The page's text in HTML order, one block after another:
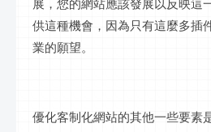
展，您的網站應該發展以反映這
供這種機會，因為只有這麼多插
業的願望。
優化客制化網站的其他一些要素